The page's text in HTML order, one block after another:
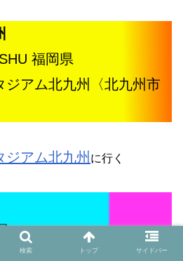
福岡県
ジアム北九州〈北九州市
ジアム北九州 に行く
ム〈鳥栖市〉
検索 トップ サイドバー